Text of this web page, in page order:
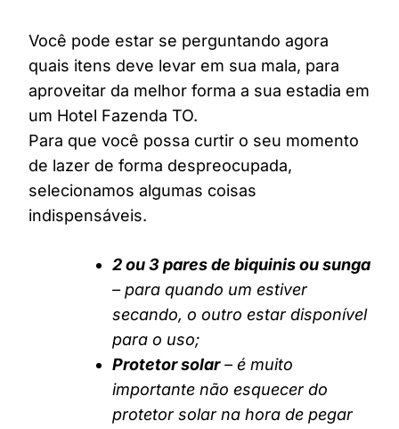
Você pode estar se perguntando agora
quais itens deve levar em sua mala, para
aproveitar da melhor forma a sua estadia em
um Hotel Fazenda TO.
Para que você possa curtir o seu momento
de lazer de forma despreocupada,
selecionamos algumas coisas
indispensáveis.
2 ou 3 pares de biquinis ou sunga
– para quando um estiver
secando, o outro estar disponível
para o uso;
Protetor solar– é muito
importante não esquecer do
protetor solar na hora de pegar